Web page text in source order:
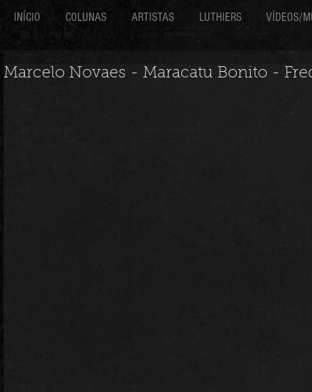
INÍCIO COLUNAS ARTISTAS LUTHIERS VÍDEOS/
Marcelo Novaes - Maracatu Bonito -